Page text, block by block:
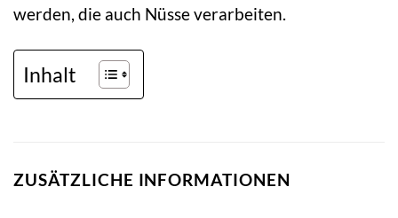
werden, die auch Nüsse verarbeiten.
Inhalt
ZUSÄTZLICHE INFORMATIONEN